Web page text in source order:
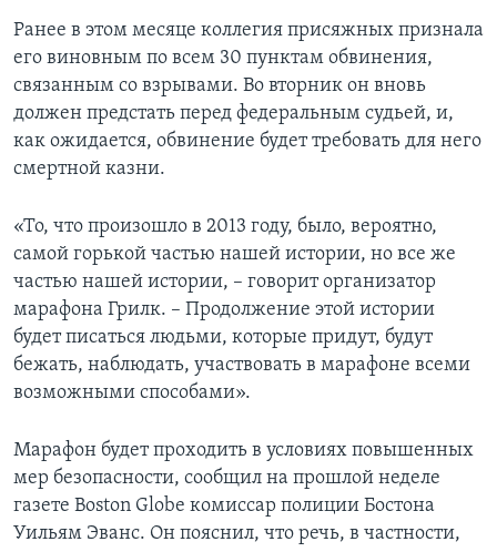
Ранее в этом месяце коллегия присяжных признала
его виновным по всем 30 пунктам обвинения,
связанным со взрывами. Во вторник он вновь
должен предстать перед федеральным судьей, и,
как ожидается, обвинение будет требовать для него
смертной казни.
«То, что произошло в 2013 году, было, вероятно,
самой горькой частью нашей истории, но все же
частью нашей истории, – говорит организатор
марафона Грилк. – Продолжение этой истории
будет писаться людьми, которые придут, будут
бежать, наблюдать, участвовать в марафоне всеми
возможными способами».
Марафон будет проходить в условиях повышенных
мер безопасности, сообщил на прошлой неделе
газете Boston Globe комиссар полиции Бостона
Уильям Эванс. Он пояснил, что речь, в частности,